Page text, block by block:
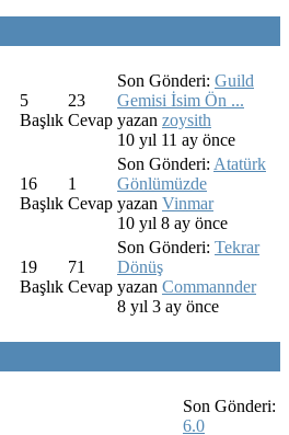
5
Başlık
23
Cevap
Son Gönderi: Guild
Gemisi İsim Ön ...
yazan zoysith
10 yıl 11 ay önce
16
Başlık
1
Cevap
Son Gönderi: Atatürk
Gönlümüzde
yazan Vinmar
10 yıl 8 ay önce
19
Başlık
71
Cevap
Son Gönderi: Tekrar
Dönüş
yazan Commannder
8 yıl 3 ay önce
Son Gönderi:
6.0